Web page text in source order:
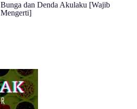
Bunga dan Denda Akulaku [Wajib
Mengerti]